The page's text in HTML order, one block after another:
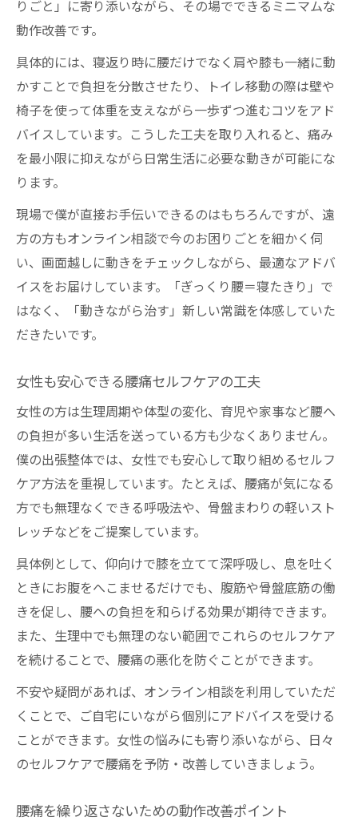
りごと」に寄り添いながら、その場でできるミニマムな
動作改善です。
具体的には、寝返り時に腰だけでなく肩や膝も一緒に動
かすことで負担を分散させたり、トイレ移動の際は壁や
椅子を使って体重を支えながら一歩ずつ進むコツをアド
バイスしています。こうした工夫を取り入れると、痛み
を最小限に抑えながら日常生活に必要な動きが可能にな
ります。
現場で僕が直接お手伝いできるのはもちろんですが、遠
方の方もオンライン相談で今のお困りごとを細かく伺
い、画面越しに動きをチェックしながら、最適なアドバ
イスをお届けしています。「ぎっくり腰＝寝たきり」で
はなく、「動きながら治す」新しい常識を体感していた
だきたいです。
女性も安心できる腰痛セルフケアの工夫
女性の方は生理周期や体型の変化、育児や家事など腰へ
の負担が多い生活を送っている方も少なくありません。
僕の出張整体では、女性でも安心して取り組めるセルフ
ケア方法を重視しています。たとえば、腰痛が気になる
方でも無理なくできる呼吸法や、骨盤まわりの軽いスト
レッチなどをご提案しています。
具体例として、仰向けで膝を立てて深呼吸し、息を吐く
ときにお腹をへこませるだけでも、腹筋や骨盤底筋の働
きを促し、腰への負担を和らげる効果が期待できます。
また、生理中でも無理のない範囲でこれらのセルフケア
を続けることで、腰痛の悪化を防ぐことができます。
不安や疑問があれば、オンライン相談を利用していただ
くことで、ご自宅にいながら個別にアドバイスを受ける
ことができます。女性の悩みにも寄り添いながら、日々
のセルフケアで腰痛を予防・改善していきましょう。
腰痛を繰り返さないための動作改善ポイント